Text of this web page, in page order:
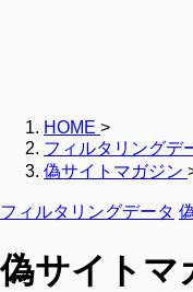
HOME >
フィルタリングデ
偽サイトマガジン
フィルタリングデータ
偽サイト